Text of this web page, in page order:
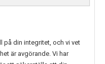
på din integritet, och vi vet
är avgörande. Vi har